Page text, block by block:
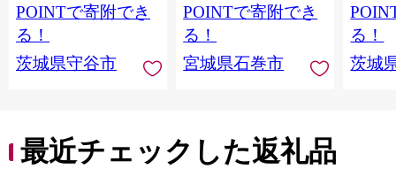
POINTで寄附でき
る！
茨城県守谷市
まみ 煮物 焼きイカ
BBQ バーベキュー 宮
城県 石巻市
POINTで寄附でき
る！
宮城県石巻市
支援金
ます
支援
る！
茨城
最近チェックした返礼品